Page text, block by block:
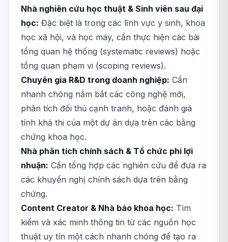
Nhà nghiên cứu học thuật & Sinh viên sau đại
học: Đặc biệt là trong các lĩnh vực y sinh, khoa
học xã hội, và học máy, cần thực hiện các bài
tổng quan hệ thống (systematic reviews) hoặc
tổng quan phạm vi (scoping reviews).
Chuyên gia R&D trong doanh nghiệp: Cần
nhanh chóng nắm bắt các công nghệ mới,
phân tích đối thủ cạnh tranh, hoặc đánh giá
tính khả thi của một dự án dựa trên các bằng
chứng khoa học.
Nhà phân tích chính sách & Tổ chức phi lợi
nhuận: Cần tổng hợp các nghiên cứu để đưa ra
các khuyến nghị chính sách dựa trên bằng
chứng.
Content Creator & Nhà báo khoa học: Tìm
kiếm và xác minh thông tin từ các nguồn học
thuật uy tín một cách nhanh chóng để tạo ra